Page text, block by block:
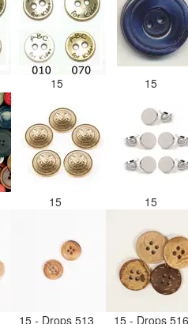
15 15
15 15
15 - Drops 513 15 - Drops